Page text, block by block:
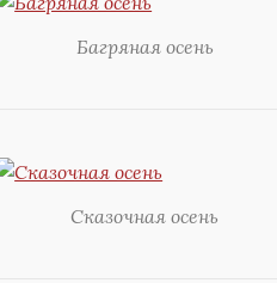
Багряная осень
Сказочная осень